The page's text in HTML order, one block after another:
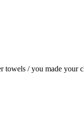
towels / you made your